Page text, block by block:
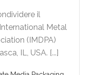
il
Metal
(IMDPA)
IL, USA. [...]